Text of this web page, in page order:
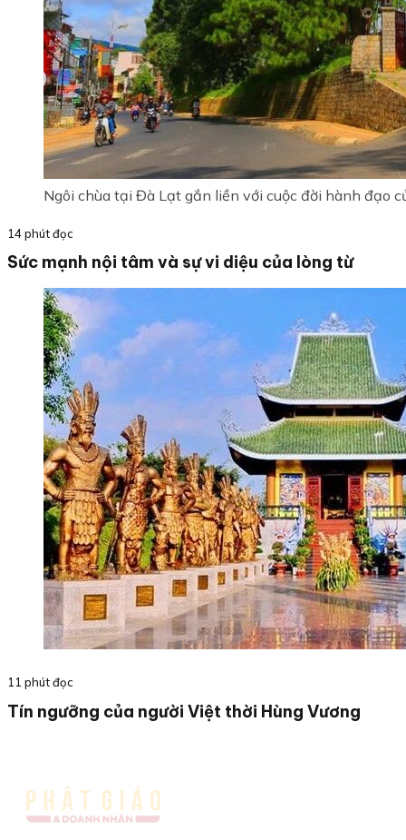
Ngôi chùa tại Đà Lạt gắn liền với cuộc đời hành đạo
14 phút đọc
Sức mạnh nội tâm và sự vi diệu của lòng từ
11 phút đọc
Tín ngưỡng của người Việt thời Hùng Vương